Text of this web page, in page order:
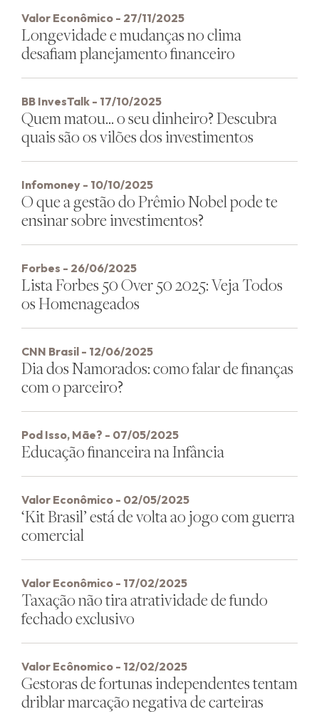
Valor Econômico - 27/11/2025
Longevidade e mudanças no clima
desafiam planejamento financeiro
BB InvesTalk - 17/10/2025
Quem matou… o seu dinheiro? Descubra
quais são os vilões dos investimentos
Infomoney - 10/10/2025
O que a gestão do Prêmio Nobel pode te
ensinar sobre investimentos?
Forbes - 26/06/2025
Lista Forbes 50 Over 50 2025: Veja Todos
os Homenageados
CNN Brasil - 12/06/2025
Dia dos Namorados: como falar de finanças
com o parceiro?
Pod Isso, Mãe? - 07/05/2025
Educação financeira na Infância
Valor Econômico - 02/05/2025
‘Kit Brasil’ está de volta ao jogo com guerra
comercial
Valor Econômico - 17/02/2025
Taxação não tira atratividade de fundo
fechado exclusivo
Valor Ecônomico - 12/02/2025
Gestoras de fortunas independentes tentam
driblar marcação negativa de carteiras